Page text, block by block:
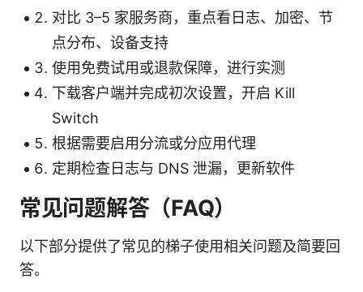
对比 3–5 家服务商，重点看日志、加密、节
点分布、设备支持
使用免费试用或退款保障，进行实测
下载客户端并完成初次设置，开启 Kill
Switch
根据需要启用分流或分应用代理
定期检查日志与 DNS 泄漏，更新软件
常见问题解答（FAQ）
以下部分提供了常见的梯子使用相关问题及简要回
答。